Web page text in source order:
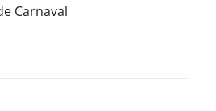
Carnaval